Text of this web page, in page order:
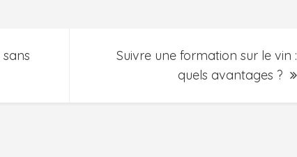
Suivre une formation sur le vin :
quels avantages ?